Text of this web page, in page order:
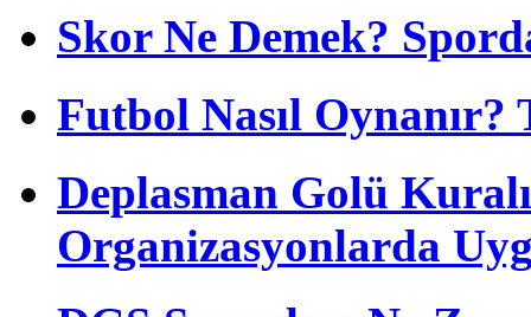
Skor Ne Demek?
Futbol Nasıl
Deplasman Golü
Organizasyonlarda